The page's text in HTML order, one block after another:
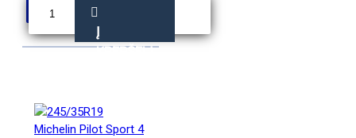
Į
KREPŠELĮ